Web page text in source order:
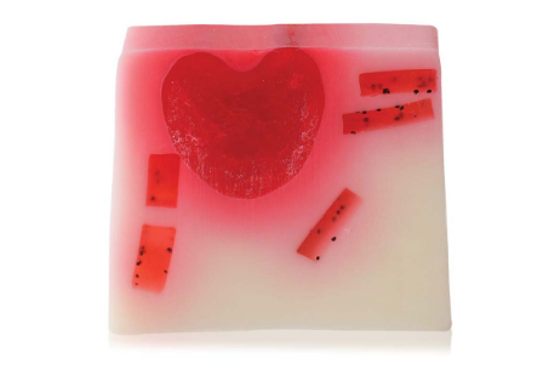
Echtheit von Bewertungen
Impressum Woo